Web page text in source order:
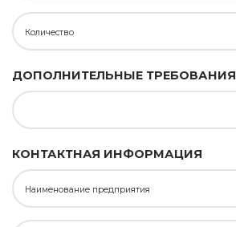
Количество
ДОПОЛНИТЕЛЬНЫЕ ТРЕБОВАНИЯ
КОНТАКТНАЯ ИНФОРМАЦИЯ
Наименование предприятия